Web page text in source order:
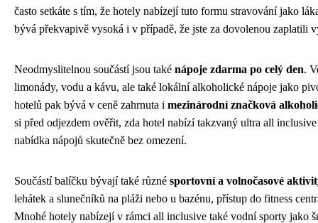
často setkáte s tím, že hotely nabízejí tuto formu stravování jako
bývá překvapivě vysoká i v případě, že jste za dovolenou zaplatili
Neodmyslitelnou součástí jsou také nápoje zdarma po celý den.
limonády, vodu a kávu, ale také lokální alkoholické nápoje jako
hotelů pak bývá v ceně zahrnuta i mezinárodní značková
si před odjezdem ověřit, zda hotel nabízí takzvaný ultra all
nabídka nápojů skutečně bez omezení.
Součástí balíčku bývají také různé sportovní a volnočasové
lehátek a slunečníků na pláži nebo u bazénu, přístup do fitness
Mnohé hotely nabízejí v rámci all inclusive také vodní sporty jako